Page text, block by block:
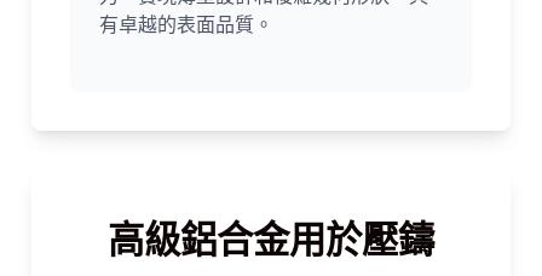
有卓越的表面品質。
高級鋁合金用於壓鑄